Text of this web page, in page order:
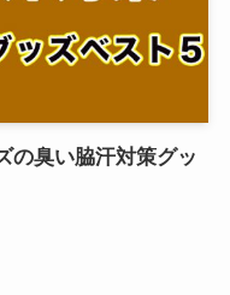
の臭い脇汗対策グッ